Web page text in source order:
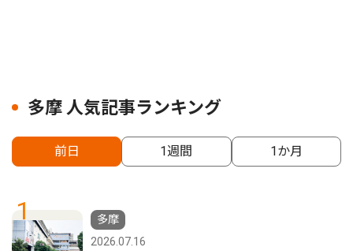
多摩 人気記事ランキング
前日 1週間 1か月
1
多摩
2026.07.16